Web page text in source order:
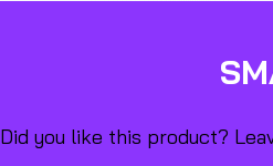
Did you like this product?